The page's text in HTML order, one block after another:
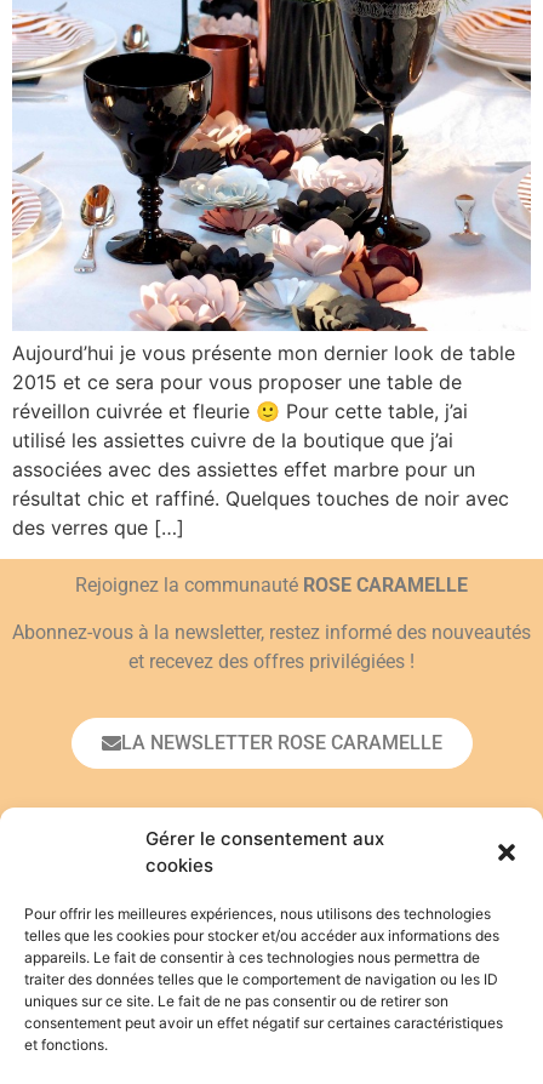
Gérer le consentement aux
cookies
Pour offrir les meilleures expériences, nous utilisons des technologies
telles que les cookies pour stocker et/ou accéder aux informations des
appareils. Le fait de consentir à ces technologies nous permettra de
traiter des données telles que le comportement de navigation ou les ID
uniques sur ce site. Le fait de ne pas consentir ou de retirer son
consentement peut avoir un effet négatif sur certaines caractéristiques
et fonctions.
Aujourd’hui je vous présente mon dernier look de table
2015 et ce sera pour vous proposer une table de
réveillon cuivrée et fleurie 🙂 Pour cette table, j’ai
utilisé les assiettes cuivre de la boutique que j’ai
associées avec des assiettes effet marbre pour un
résultat chic et raffiné. Quelques touches de noir avec
des verres que […]
Rejoignez la communauté ROSE CARAMELLE
Abonnez-vous à la newsletter, restez informé des nouveautés
et recevez des offres privilégiées !
LA NEWSLETTER ROSE CARAMELLE
Adresse email*
En vous inscrivant, vous acceptez de vous
conformer à la